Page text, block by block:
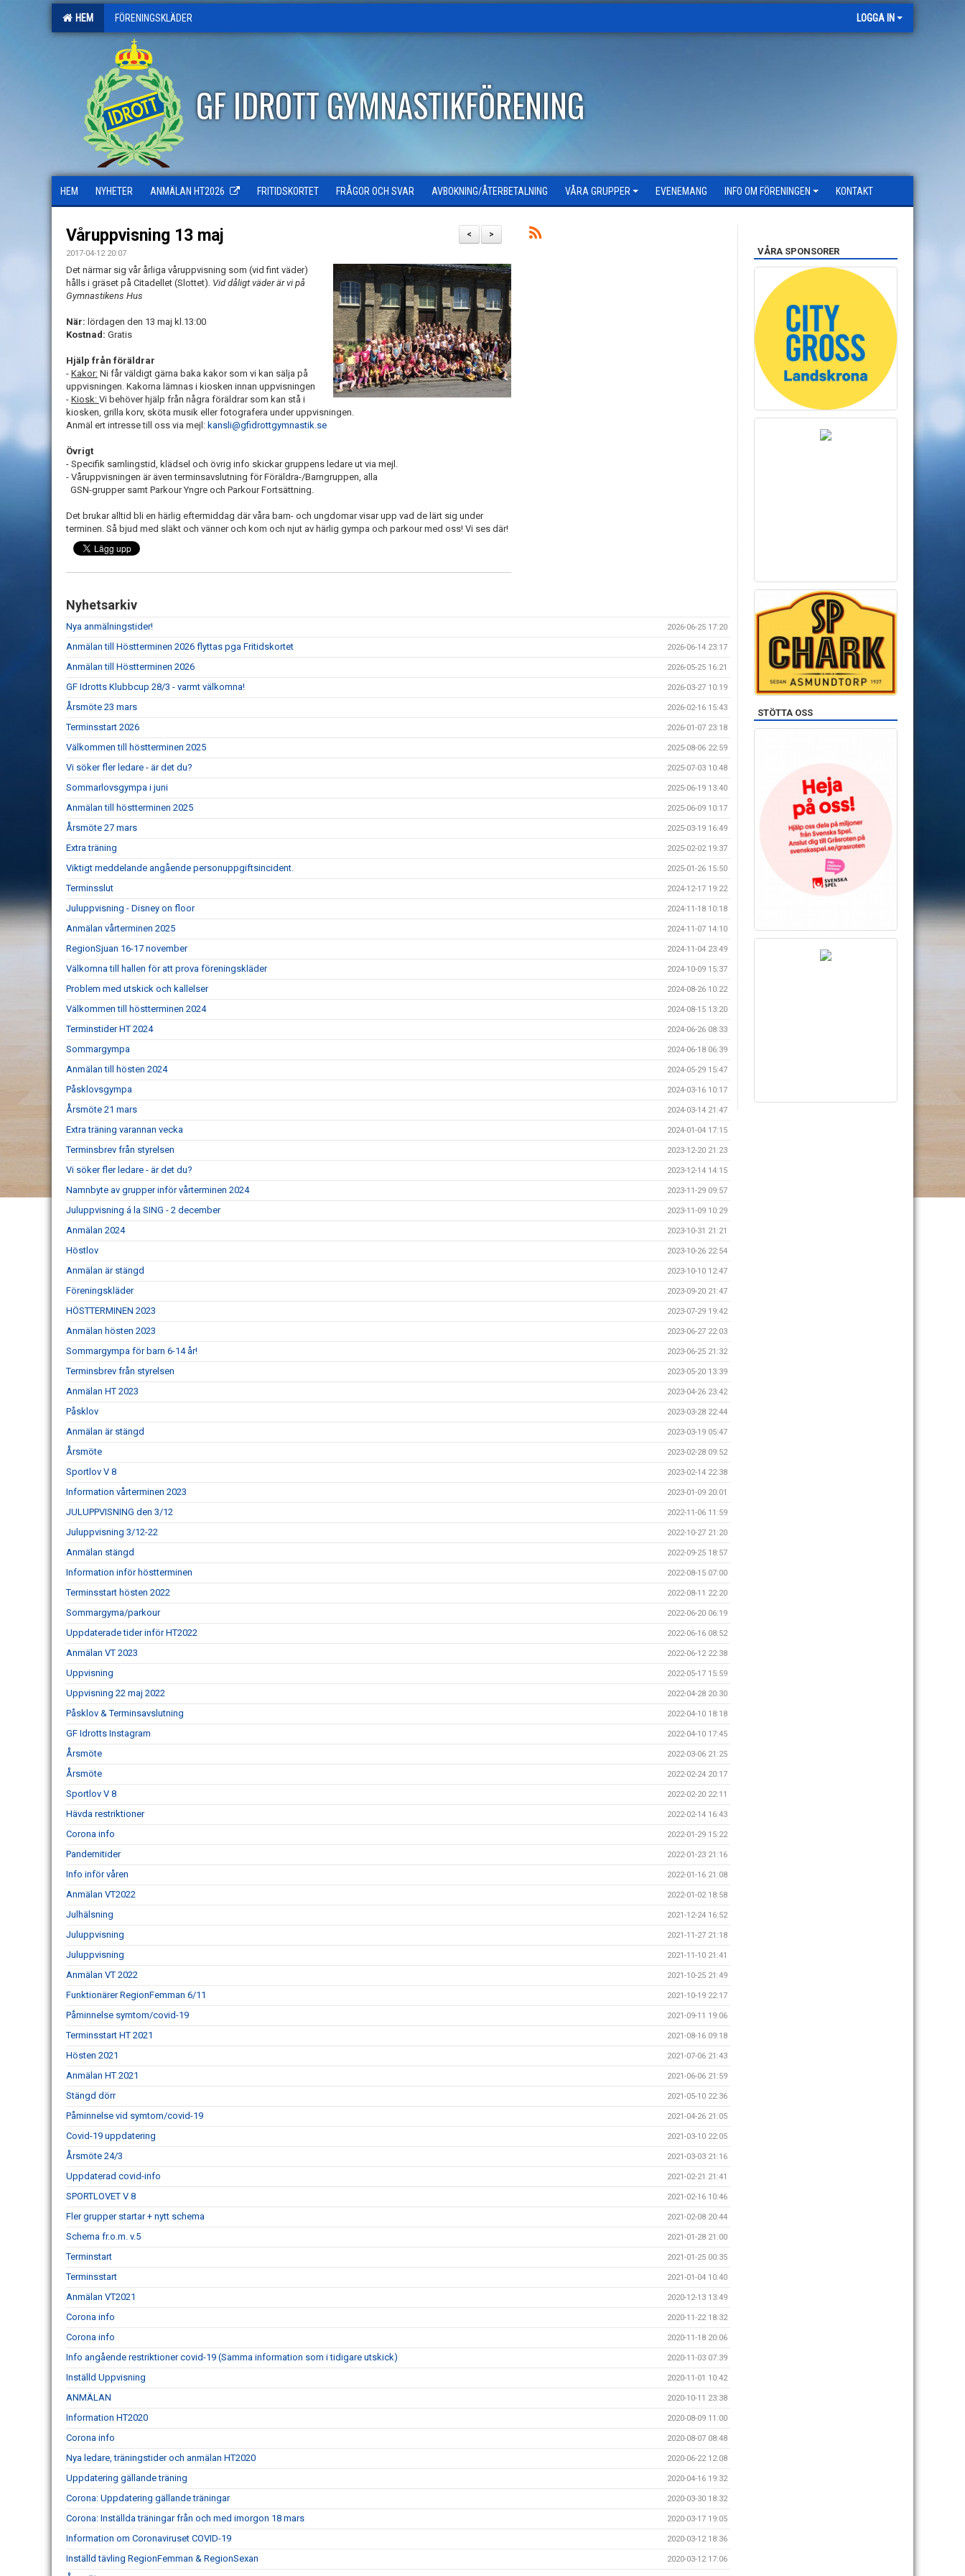
HEM FÖRENINGSKLÄDER LOGGA IN
GF IDROTT GYMNASTIKFÖRENING
HEM NYHETER ANMÄLAN HT2026 FRITIDSKORTET FRÅGOR OCH SVAR AVBOKNING/ÅTERBETALNING VÅRA GRUPPER EVENEMANG INFO OM FÖRENINGEN KONTAKT
>
<
Våruppvisning 13 maj
2017-04-12 20:07
Det närmar sig vår årliga våruppvisning som (vid fint väder)
hålls i gräset på Citadellet (Slottet). Vid dåligt väder är vi på
Gymnastikens Hus
När: lördagen den 13 maj kl.13:00
Kostnad: Gratis
Hjälp från föräldrar
- Kakor: Ni får väldigt gärna baka kakor som vi kan sälja på
uppvisningen. Kakorna lämnas i kiosken innan uppvisningen
- Kiosk: Vi behöver hjälp från några föräldrar som kan stå i
kiosken, grilla korv, sköta musik eller fotografera under uppvisningen.
Anmäl ert intresse till oss via mejl: kansli@gfidrottgymnastik.se
Övrigt
- Specifik samlingstid, klädsel och övrig info skickar gruppens ledare ut via mejl.
- Våruppvisningen är även terminsavslutning för Föräldra-/Barngruppen, alla
GSN-grupper samt Parkour Yngre och Parkour Fortsättning.
Det brukar alltid bli en härlig eftermiddag där våra barn- och ungdomar visar upp vad de lärt sig under
terminen. Så bjud med släkt och vänner och kom och njut av härlig gympa och parkour med oss! Vi ses där!
Nyhetsarkiv
Nya anmälningstider! 2026-06-25 17:20
Anmälan till Höstterminen 2026 flyttas pga Fritidskortet 2026-06-14 23:17
Anmälan till Höstterminen 2026 2026-05-25 16:21
GF Idrotts Klubbcup 28/3 - varmt välkomna! 2026-03-27 10:19
Årsmöte 23 mars 2026-02-16 15:43
Terminsstart 2026 2026-01-07 23:18
Välkommen till höstterminen 2025 2025-08-06 22:59
Vi söker fler ledare - är det du? 2025-07-03 10:48
Sommarlovsgympa i juni 2025-06-19 13:40
Anmälan till höstterminen 2025 2025-06-09 10:17
Årsmöte 27 mars 2025-03-19 16:49
Extra träning 2025-02-02 19:37
Viktigt meddelande angående personuppgiftsincident. 2025-01-26 15:50
Terminsslut 2024-12-17 19:22
Juluppvisning - Disney on floor 2024-11-18 10:18
Anmälan vårterminen 2025 2024-11-07 14:10
RegionSjuan 16-17 november 2024-11-04 23:49
Välkomna till hallen för att prova föreningskläder 2024-10-09 15:37
Problem med utskick och kallelser 2024-08-26 10:22
Välkommen till höstterminen 2024 2024-08-15 13:20
Terminstider HT 2024 2024-06-26 08:33
Sommargympa 2024-06-18 06:39
Anmälan till hösten 2024 2024-05-29 15:47
Påsklovsgympa 2024-03-16 10:17
Årsmöte 21 mars 2024-03-14 21:47
Extra träning varannan vecka 2024-01-04 17:15
Terminsbrev från styrelsen 2023-12-20 21:23
Vi söker fler ledare - är det du? 2023-12-14 14:15
Namnbyte av grupper inför vårterminen 2024 2023-11-29 09:57
Juluppvisning á la SING - 2 december 2023-11-09 10:29
Anmälan 2024 2023-10-31 21:21
Höstlov 2023-10-26 22:54
Anmälan är stängd 2023-10-10 12:47
Föreningskläder 2023-09-20 21:47
HÖSTTERMINEN 2023 2023-07-29 19:42
Anmälan hösten 2023 2023-06-27 22:03
Sommargympa för barn 6-14 år! 2023-06-25 21:32
Terminsbrev från styrelsen 2023-05-20 13:39
Anmälan HT 2023 2023-04-26 23:42
Påsklov 2023-03-28 22:44
Anmälan är stängd 2023-03-19 05:47
Årsmöte 2023-02-28 09:52
Sportlov V 8 2023-02-14 22:38
Information vårterminen 2023 2023-01-09 20:01
JULUPPVISNING den 3/12 2022-11-06 11:59
Juluppvisning 3/12-22 2022-10-27 21:20
Anmälan stängd 2022-09-25 18:57
Information inför höstterminen 2022-08-15 07:00
Terminsstart hösten 2022 2022-08-11 22:20
Sommargyma/parkour 2022-06-20 06:19
Uppdaterade tider inför HT2022 2022-06-16 08:52
Anmälan VT 2023 2022-06-12 22:38
Uppvisning 2022-05-17 15:59
Uppvisning 22 maj 2022 2022-04-28 20:30
Påsklov & Terminsavslutning 2022-04-10 18:18
GF Idrotts Instagram 2022-04-10 17:45
Årsmöte 2022-03-06 21:25
Årsmöte 2022-02-24 20:17
Sportlov V 8 2022-02-20 22:11
Hävda restriktioner 2022-02-14 16:43
Corona info 2022-01-29 15:22
Pandemitider 2022-01-23 21:16
Info inför våren 2022-01-16 21:08
Anmälan VT2022 2022-01-02 18:58
Julhälsning 2021-12-24 16:52
Juluppvisning 2021-11-27 21:18
Juluppvisning 2021-11-10 21:41
Anmälan VT 2022 2021-10-25 21:49
Funktionärer RegionFemman 6/11 2021-10-19 22:17
Påminnelse symtom/covid-19 2021-09-11 19:06
Terminsstart HT 2021 2021-08-16 09:18
Hösten 2021 2021-07-06 21:43
Anmälan HT 2021 2021-06-06 21:59
Stängd dörr 2021-05-10 22:36
Påminnelse vid symtom/covid-19 2021-04-26 21:05
Covid-19 uppdatering 2021-03-10 22:05
Årsmöte 24/3 2021-03-03 21:16
Uppdaterad covid-info 2021-02-21 21:41
SPORTLOVET V 8 2021-02-16 10:46
Fler grupper startar + nytt schema 2021-02-08 20:44
Schema fr.o.m. v.5 2021-01-28 21:00
Terminstart 2021-01-25 00:35
Terminsstart 2021-01-04 10:40
Anmälan VT2021 2020-12-13 13:49
Corona info 2020-11-22 18:32
Corona info 2020-11-18 20:06
Info angående restriktioner covid-19 (Samma information som i tidigare utskick) 2020-11-03 07:39
Inställd Uppvisning 2020-11-01 10:42
ANMÄLAN 2020-10-11 23:38
Information HT2020 2020-08-09 11:00
Corona info 2020-08-07 08:48
Nya ledare, träningstider och anmälan HT2020 2020-06-22 12:08
Uppdatering gällande träning 2020-04-16 19:32
Corona: Uppdatering gällande träningar 2020-03-30 18:32
Corona: Inställda träningar från och med imorgon 18 mars 2020-03-17 19:05
Information om Coronaviruset COVID-19 2020-03-12 18:36
Inställd tävling RegionFemman & RegionSexan 2020-03-12 17:06
VÅRA SPONSORER
STÖTTA OSS